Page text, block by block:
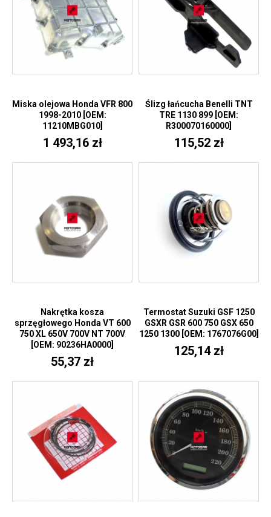
Miska olejowa Honda VFR 800
1998-2010 [OEM:
11210MBG010]
1 493,16 zł
Ślizg łańcucha Benelli TNT
TRE 1130 899 [OEM:
R300070160000]
115,52 zł
Nakrętka kosza
sprzęgłowego Honda VT 600
750 XL 650V 700V NT 700V
[OEM: 90236HA0000]
55,37 zł
Termostat Suzuki GSF 1250
GSXR GSR 600 750 GSX 650
1250 1300 [OEM: 1767076G00]
125,14 zł